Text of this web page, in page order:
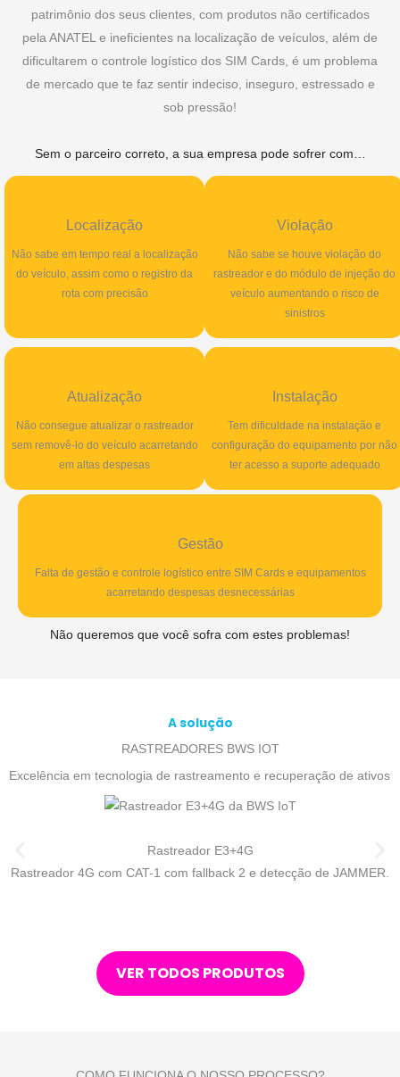
patrimônio dos seus clientes, com produtos não certificados
pela ANATEL e ineficientes na localização de veículos, além de
dificultarem o controle logístico dos SIM Cards, é um problema
de mercado que te faz sentir indeciso, inseguro, estressado e
sob pressão!
Sem o parceiro correto, a sua empresa pode sofrer com…
Localização
Não sabe em tempo real a localização
do veículo, assim como o registro da
rota com precisão
Violação
Não sabe se houve violação do
rastreador e do módulo de injeção do
veículo aumentando o risco de
sinistros
Atualização
Não consegue atualizar o rastreador
sem removê-lo do veículo acarretando
em altas despesas
Instalação
Tem dificuldade na instalação e
configuração do equipamento por não
ter acesso a suporte adequado
Gestão
Falta de gestão e controle logístico entre SIM Cards e equipamentos
acarretando despesas desnecessárias
Não queremos que você sofra com estes problemas!
A solução
RASTREADORES BWS IOT
Excelência em tecnologia de rastreamento e recuperação de ativos
Rastreador E3+4G
Rastreador 4G com CAT-1 com fallback 2 e detecção de JAMMER.
VER TODOS PRODUTOS